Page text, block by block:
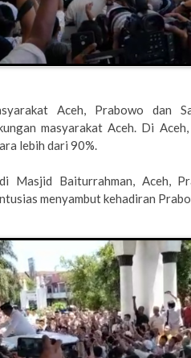
Aceh, Prabowo dan
masyarakat Aceh. Di
lebih dari 90%.
Masjid Baiturrahman, Aceh,
menyambut kehadiran